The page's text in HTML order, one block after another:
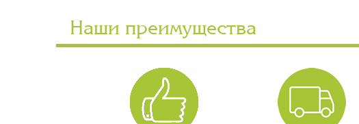
Наши преимущества